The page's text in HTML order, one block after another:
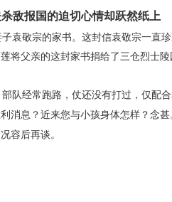
敌报国的迫切心情却跃然纸上
袁敬宗的家书。这封信袁敬宗一直珍
将父亲的这封家书捐给了三仓烈士陵
队经常跑路，仗还没有打过，仅配
消息？近来您与小孩身体怎样？ 念甚
容后再谈。